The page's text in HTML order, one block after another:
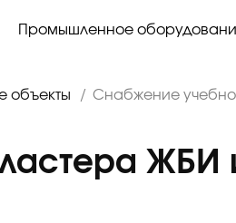
Промышленное
объекты / Снабжение